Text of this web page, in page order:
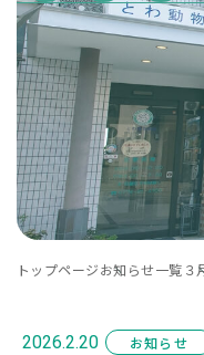
トップページお知らせ一覧 ３
2026.2.20 お知らせ